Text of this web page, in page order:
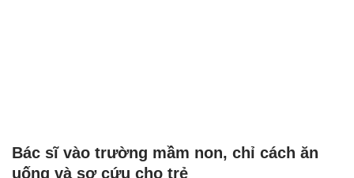
Bác sĩ vào trường mầm non, chỉ cách ăn
uống và sơ cứu cho trẻ